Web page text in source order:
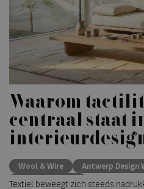
Waarom
centraal staat
Wool & Wire Antwerp Design
tactile interiors
Textiel beweegt zich steeds